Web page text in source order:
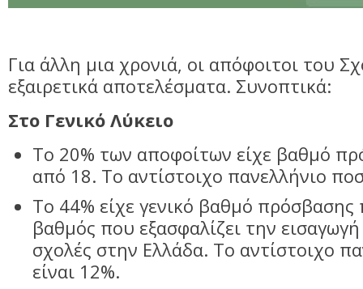
Για άλλη μια χρονιά, οι απόφοιτοι του
εξαιρετικά αποτελέσματα. Συνοπτικά:
Στο Γενικό Λύκειο
Το 20% των αποφοίτων είχε βαθμό
από 18. Το αντίστοιχο πανελλήνιο
Το 44% είχε γενικό βαθμό
βαθμός που εξασφαλίζει την
σχολές στην Ελλάδα. Το αντίστοιχο
είναι 12%.